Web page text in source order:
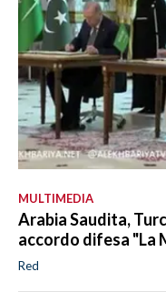
MULTIMEDIA
Arabia Saudita,
accordo difesa "La
Red